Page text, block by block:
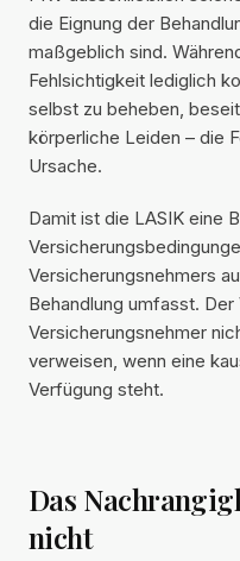
die Eignung der
maßgeblich sind.
Fehlsichtigkeit lediglich
selbst zu beheben,
körperliche Leiden – die
Ursache.
Damit ist die LASIK eine
Versicherungsnehmers
Behandlung umfasst.
Versicherungsnehmer
verweisen, wenn eine
Verfügung steht.
Das
nicht